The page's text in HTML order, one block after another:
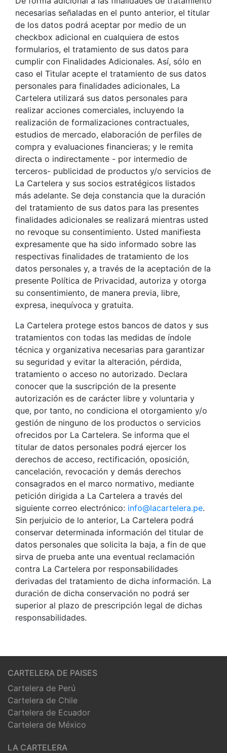
necesarias señaladas en el punto anterior, el titular
de los datos podrá aceptar por medio de un
checkbox adicional en cualquiera de estos
formularios, el tratamiento de sus datos para
cumplir con Finalidades Adicionales. Así, sólo en
caso el Titular acepte el tratamiento de sus datos
personales para finalidades adicionales, La
Cartelera utilizará sus datos personales para
realizar acciones comerciales, incluyendo la
realización de formalizaciones contractuales,
estudios de mercado, elaboración de perfiles de
compra y evaluaciones financieras; y le remita
directa o indirectamente - por intermedio de
terceros- publicidad de productos y/o servicios de
La Cartelera y sus socios estratégicos listados
más adelante. Se deja constancia que la duración
del tratamiento de sus datos para las presentes
finalidades adicionales se realizará mientras usted
no revoque su consentimiento. Usted manifiesta
expresamente que ha sido informado sobre las
respectivas finalidades de tratamiento de los
datos personales y, a través de la aceptación de la
presente Política de Privacidad, autoriza y otorga
su consentimiento, de manera previa, libre,
expresa, inequívoca y gratuita.
La Cartelera protege estos bancos de datos y sus
tratamientos con todas las medidas de índole
técnica y organizativa necesarias para garantizar
su seguridad y evitar la alteración, pérdida,
tratamiento o acceso no autorizado. Declara
conocer que la suscripción de la presente
autorización es de carácter libre y voluntaria y
que, por tanto, no condiciona el otorgamiento y/o
gestión de ninguno de los productos o servicios
ofrecidos por La Cartelera. Se informa que el
titular de datos personales podrá ejercer los
derechos de acceso, rectificación, oposición,
cancelación, revocación y demás derechos
consagrados en el marco normativo, mediante
petición dirigida a La Cartelera a través del
siguiente correo electrónico: info@lacartelera.pe.
Sin perjuicio de lo anterior, La Cartelera podrá
conservar determinada información del titular de
datos personales que solicita la baja, a fin de que
sirva de prueba ante una eventual reclamación
contra La Cartelera por responsabilidades
derivadas del tratamiento de dicha información. La
duración de dicha conservación no podrá ser
superior al plazo de prescripción legal de dichas
responsabilidades.
CARTELERA DE PAISES
Cartelera de Perú
Cartelera de Chile
Cartelera de Ecuador
Cartelera de México
LA CARTELERA